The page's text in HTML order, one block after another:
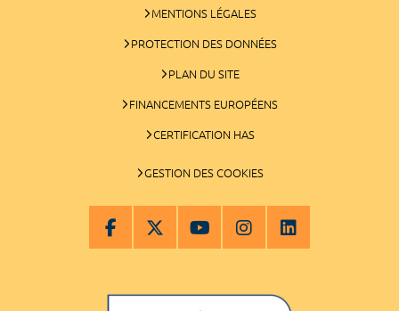
MENTIONS LÉGALES
PROTECTION DES DONNÉES
PLAN DU SITE
FINANCEMENTS EUROPÉENS
CERTIFICATION HAS
GESTION DES COOKIES